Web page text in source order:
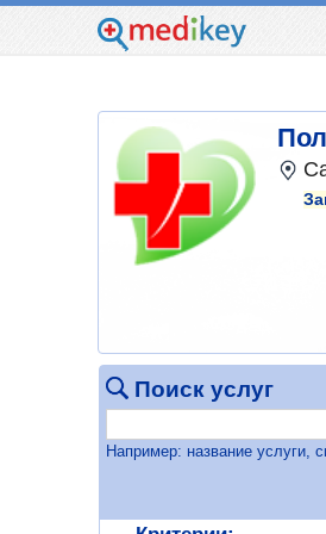
Поиск услуг
Например: название услуги,